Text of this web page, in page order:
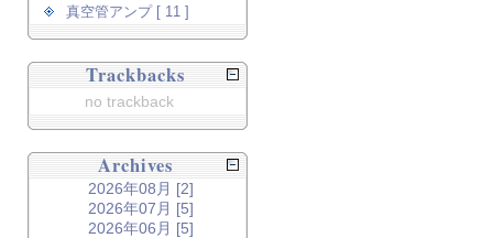
真空管アンプ [ 11 ]
Trackbacks
no trackback
Archives
2026年08月 [2]
2026年07月 [5]
2026年06月 [5]